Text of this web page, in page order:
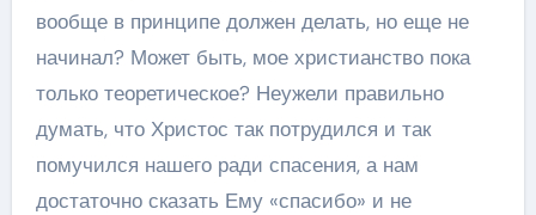
вообще в принципе должен делать, но еще не
начинал? Может быть, мое христианство пока
только теоретическое? Неужели правильно
думать, что Христос так потрудился и так
помучился нашего ради спасения, а нам
достаточно сказать Ему «спасибо» и не